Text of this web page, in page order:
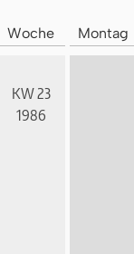
Woche Montag
KW 23
1986